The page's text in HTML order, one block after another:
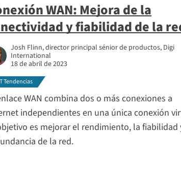
WAN: Mejora de la
y fiabilidad de la
Josh Flinn, director principal sénior de productos, Digi
International
18 de abril de 2023
Tendencias
WAN combina dos o más conexiones a
independientes en una única conexión
es mejorar el rendimiento, la fiabilidad
de la red.